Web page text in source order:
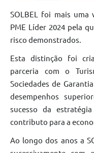
SOLBEL foi mais
PME Líder 2024 pela
risco demonstrados.
Esta distinção foi
parceria com o
Sociedades de
desempenhos
sucesso da
contributo para a
Ao longo dos anos a